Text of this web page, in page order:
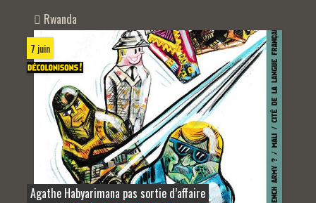
Rwanda
7 juin
Agathe Habyarimana pas sortie d’affaire